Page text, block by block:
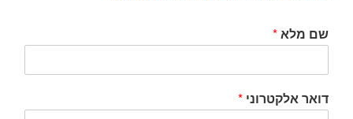
שם מלא*
דואר אלקטרוני *